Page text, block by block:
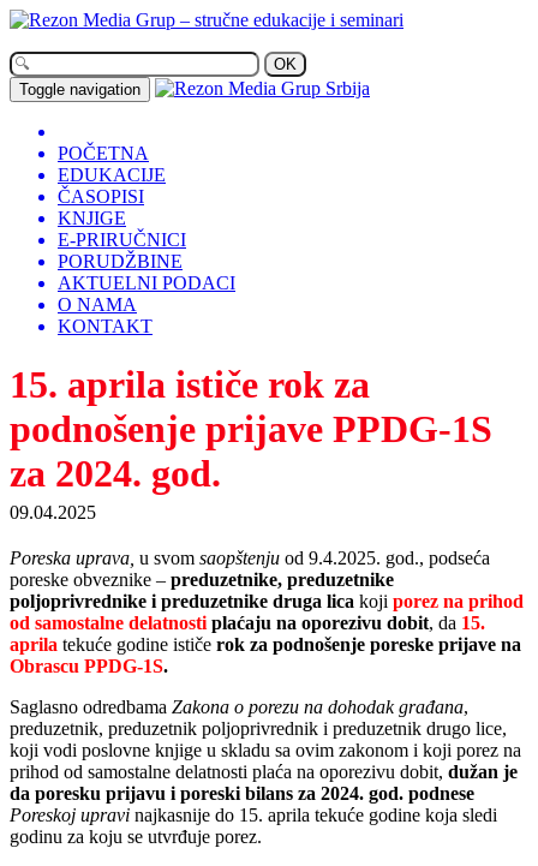
OK
Toggle navigation
POČETNA
EDUKACIJE
ČASOPISI
KNJIGE
E-PRIRUČNICI
PORUDŽBINE
AKTUELNI PODACI
O NAMA
KONTAKT
15. aprila ističe rok za
podnošenje prijave PPDG-1S
za 2024. god.
09.04.2025
Poreska uprava, u svom saopštenju od 9.4.2025. god., podseća
poreske obveznike – preduzetnike, preduzetnike
poljoprivrednike i preduzetnike druga lica koji porez na prihod
od samostalne delatnosti plaćaju na oporezivu dobit, da 15.
aprila tekuće godine ističe rok za podnošenje poreske prijave na
Obrascu PPDG-1S.
Saglasno odredbama Zakona o porezu na dohodak građana,
preduzetnik, preduzetnik poljoprivrednik i preduzetnik drugo lice,
koji vodi poslovne knjige u skladu sa ovim zakonom i koji porez na
prihod od samostalne delatnosti plaća na oporezivu dobit, dužan je
da poresku prijavu i poreski bilans za 2024. god. podnese
Poreskoj upravi najkasnije do 15. aprila tekuće godine koja sledi
godinu za koju se utvrđuje porez.